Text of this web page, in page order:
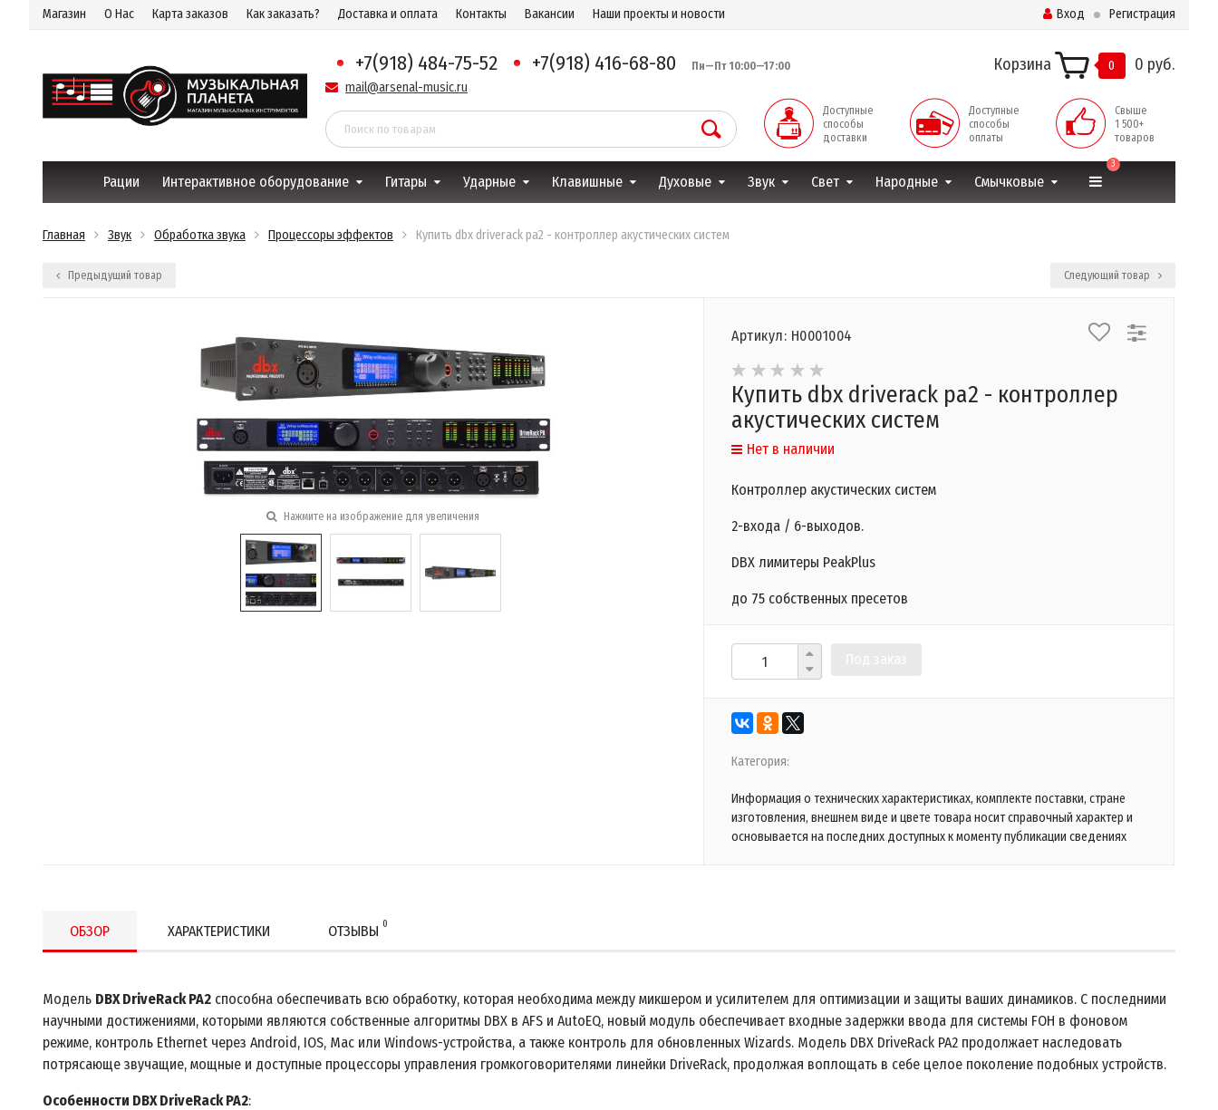
Магазин О Нас Карта заказов Как заказать? Доставка и оплата Контакты Вакансии Наши проекты и новости Вход Регистрация
+7(918) 484-75-52 +7(918) 416-68-80 Пн—Пт 10:00—17:00
mail@arsenal-music.ru
Корзина 0 0 руб.
Доступные
способы
доставки
Доступные
способы
оплаты
Свыше
1 500+
товаров
Рации Интерактивное оборудование Гитары Ударные Клавишные Духовые Звук Свет Народные Смычковые
3
Главная Звук Обработка звука Процессоры эффектов Купить dbx driverack pa2 - контроллер акустических систем
Предыдущий товар Следующий товар
Нажмите на изображение для увеличения
Артикул: Н0001004
Купить dbx driverack pa2 - контроллер
акустических систем
Нет в наличии
Контроллер акустических систем
2-входа / 6-выходов.
DBX лимитеры PeakPlus
до 75 собственных пресетов
Категория:
Информация о технических характеристиках, комплекте поставки, стране
изготовления, внешнем виде и цвете товара носит справочный характер и
основывается на последних доступных к моменту публикации сведениях
ОБЗОР ХАРАКТЕРИСТИКИ ОТЗЫВЫ 0
Модель DBX DriveRack PA2 способна обеспечивать всю обработку, которая необходима между микшером и усилителем для оптимизации и защиты ваших динамиков. С последними
научными достижениями, которыми являются собственные алгоритмы DBX в AFS и AutoEQ, новый модуль обеспечивает входные задержки ввода для системы FOH в фоновом
режиме, контроль Ethernet через Android, IOS, Mac или Windows-устройства, а также контроль для обновленных Wizards. Модель DBX DriveRack PA2 продолжает наследовать
потрясающе звучащие, мощные и доступные процессоры управления громкоговорителями линейки DriveRack, продолжая воплощать в себе целое поколение подобных устройств.
Особенности DBX DriveRack PA2: